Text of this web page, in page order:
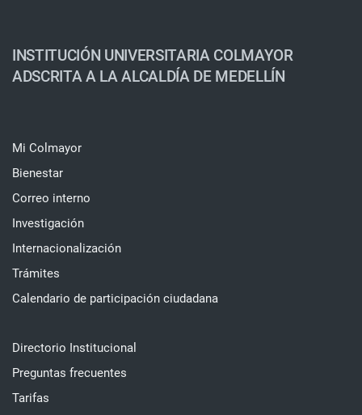
INSTITUCIÓN UNIVERSITARIA COLMAYOR
ADSCRITA A LA ALCALDÍA DE MEDELLÍN
Mi Colmayor
Bienestar
Correo interno
Investigación
Internacionalización
Trámites
Calendario de participación ciudadana
Directorio Institucional
Preguntas frecuentes
Tarifas